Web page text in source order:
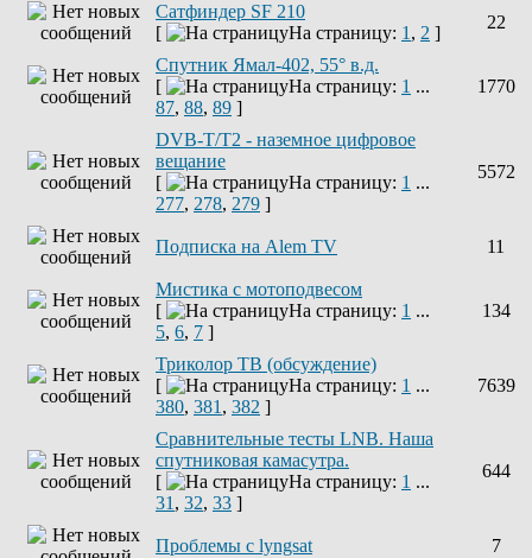
Сатфиндер SF 210
[
На страницу: 1 , 2 ]
22
Спутник Ямал-402, 55° в.д.
[
На страницу: 1 ...
87, 88, 89 ]
1770
DVB-T/T2 - наземное цифровое
вещание
[
На страницу: 1 ...
277, 278, 279 ]
5572
Подписка на Alem TV 11
Мистика с мотоподвесом
[
На страницу: 1 ...
5, 6, 7 ]
134
Триколор ТВ (обсуждение)
[
На страницу: 1 ...
380, 381 , 382 ]
7639
Сравнительные тесты LNB. Наша
спутниковая камасутра.
[
На страницу: 1 ...
31 , 32, 33 ]
644
Проблемы с lyngsat 7